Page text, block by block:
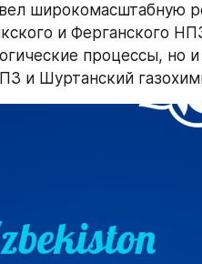
широкомасштабную
и Ферганского
процессы, но
и Шуртанский